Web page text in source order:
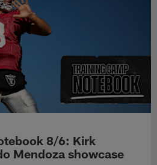
8/6: Kirk
Mendoza showcase